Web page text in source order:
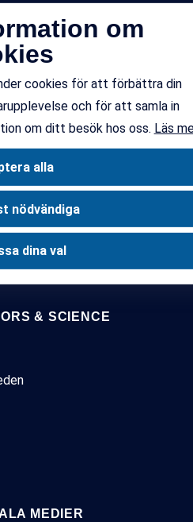
VÅRT NYHETSBREV
det senaste inom Sveriges
samverkansprojekt,
och påverkan. Klicka in
& SCIENCE
MEDIER
om
cookies för att förbättra din
och för att samla in
om ditt besök hos oss. Läs
alla
nödvändiga
dina val